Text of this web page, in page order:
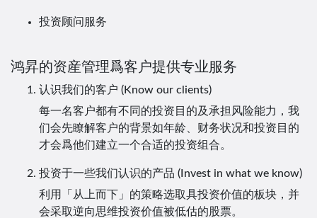
投资顾问服务
鸿昇的资産管理爲客户提供专业服务
认识我们的客户 (Know our clients)
每一名客户都有不同的投资目的及承担风险能力，我
们会先瞭解客户的背景如年龄、财务状况和投资目的
才会爲他们建立一个合适的投资组合。
投资于一些我们认识的产品 (Invest in what we know)
利用「从上而下」的策略选取具投资价值的板块，并
会采取逆向思维投资价值被低估的股票。